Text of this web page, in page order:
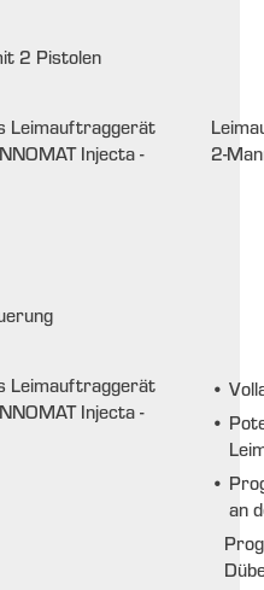
2 Pistolen
2-
•
•
•
an